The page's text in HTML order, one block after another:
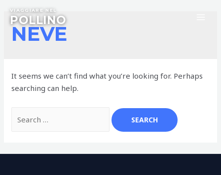
content
VIAGGIARE NEL
POLLINO
NEVE
It seems we can’t find what you’re looking for. Perhaps
searching can help.
for: